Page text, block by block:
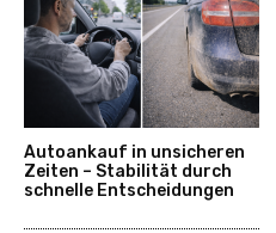
Autoankauf in unsicheren
Zeiten – Stabilität durch
schnelle Entscheidungen